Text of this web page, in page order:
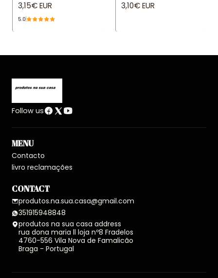
3,15€ EUR
5.0
3,10€ EUR
Follow us
MENU
Contacto
livro reclamações
CONTACT
produtos.na.sua.casa@gmail.com
351915948848
produtos na sua casa address
rua dona maria ll loja nº8 Fradelos
4760-556 Vila Nova de Famalicão
Braga - Portugal